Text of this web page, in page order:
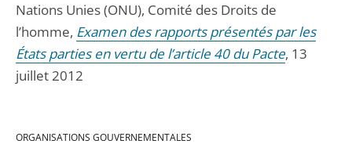
Nations Unies (ONU), Comité des Droits de
l’homme, Examen des rapports présentés par les
États parties en vertu de l’article 40 du Pacte, 13
juillet 2012
ORGANISATIONS GOUVERNEMENTALES